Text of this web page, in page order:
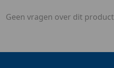
Geen vragen over dit product